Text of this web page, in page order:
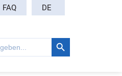
FAQ DE
Search Button